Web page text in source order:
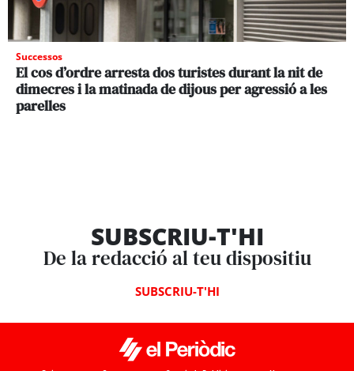
Successos
El cos d’ordre arresta dos turistes durant la nit de
dimecres i la matinada de dijous per agressió a les
parelles
SUBSCRIU-T'HI
De la redacció al teu dispositiu
SUBSCRIU-T'HI